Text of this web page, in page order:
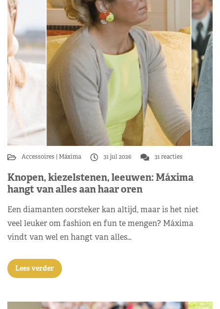
Accessoires Máxima 31 jul 2026 31 reacties
Knopen, kiezelstenen, leeuwen: Máxima
hangt van alles aan haar oren
Een diamanten oorsteker kan altijd, maar is het niet
veel leuker om fashion en fun te mengen? Máxima
vindt van wel en hangt van alles…
Lees verder